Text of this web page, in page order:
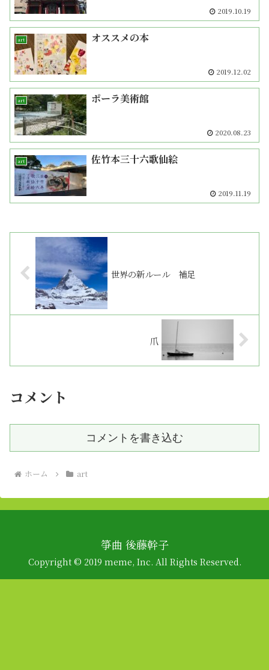
2019.10.19
art オススメの本
2019.12.02
art ポーラ美術館
2020.08.23
art 佐竹本三十六歌仙絵
2019.11.19
世界の新ルール 補足
爪
コメント
コメントを書き込む
ホーム art
箏曲 後藤幹子
Copyright © 2019 meme, Inc. All Rights Reserved.